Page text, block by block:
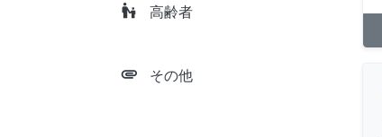
escalator_warning 高齢者
attachment その他